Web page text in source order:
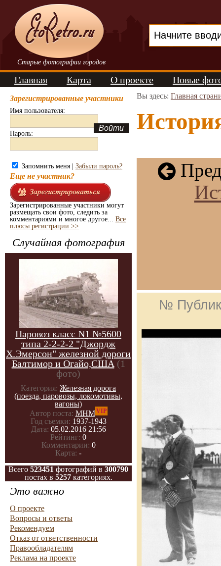
Старые фотографии городов
Главная Карта О проекте Новые
Зарегистрированные участники
Имя пользователя:
Пароль:
Запомнить меня | Забыли пароль?
Еще не участник?
Зарегистрированные участники могут
размещать свои фото, следить за
комментариями и многое другое... Все
плюсы регистрации >>
Случайная фотография
Паровоз класс N1 №5600
типа 2-2-2-2 "Джордж
Х.Эмерсон" железной дороги
Балтимор и Огайо,США (1
фото)
Категория: Железная дорога
(поезда, паровозы, локомотивы,
вагоны)
Автор поста: МНМVIP
Год съемки: 1937-1943
Дата: 05.02.2016 21:56
Рейтинг: 0
Комментарии: 0
Карта: -
Всего 523451 фотографий в 300790
постах в 5257категориях.
Это важно
О проекте
Вопросы и ответы
Рекомендуем
Отказ от ответственности
Правообладателям
Реклама на проекте
Вы здесь: Главная
№